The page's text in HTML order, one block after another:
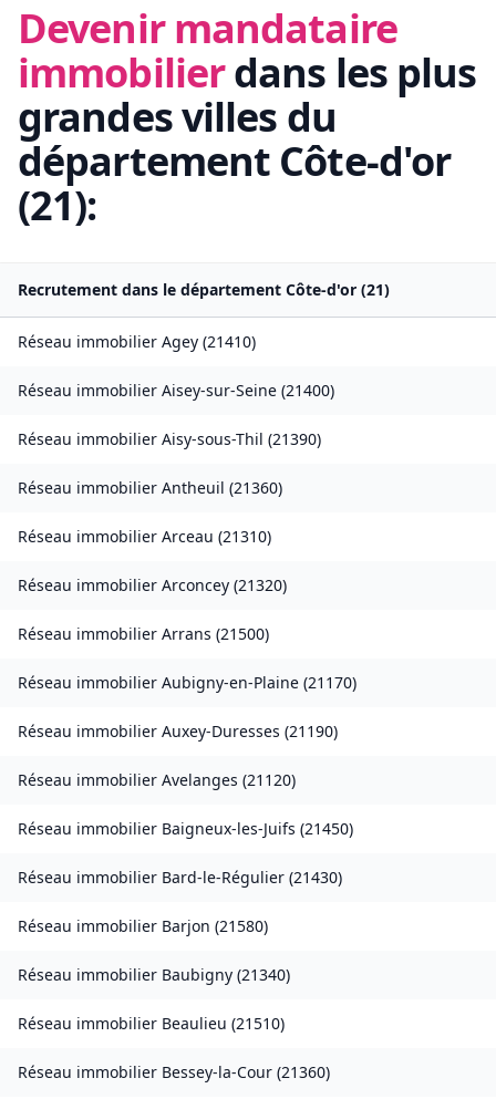
Devenir mandataire
immobilierdans les plus
grandes villes du
département Côte-d'or
(21):
Recrutement dans le département Côte-d'or (21)
Réseau immobilier Agey (21410)
Réseau immobilier Aisey-sur-Seine (21400)
Réseau immobilier Aisy-sous-Thil (21390)
Réseau immobilier Antheuil (21360)
Réseau immobilier Arceau (21310)
Réseau immobilier Arconcey (21320)
Réseau immobilier Arrans (21500)
Réseau immobilier Aubigny-en-Plaine (21170)
Réseau immobilier Auxey-Duresses (21190)
Réseau immobilier Avelanges (21120)
Réseau immobilier Baigneux-les-Juifs (21450)
Réseau immobilier Bard-le-Régulier (21430)
Réseau immobilier Barjon (21580)
Réseau immobilier Baubigny (21340)
Réseau immobilier Beaulieu (21510)
Réseau immobilier Bessey-la-Cour (21360)